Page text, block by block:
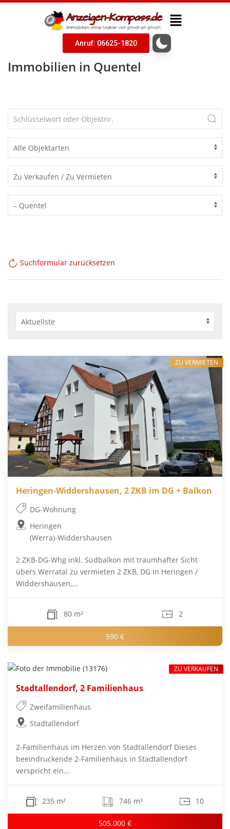
Anruf: 06625-1820
Immobilien in Quentel
Suchformular zurücksetzen
Heringen-Widdershausen, 2 ZKB im DG + Balkon
DG-Wohnung
Heringen
(Werra)-Widdershausen
2 ZKB-DG-Whg inkl. Südbalkon mit traumhafter Sicht
übers Werratal zu vermieten 2 ZKB, DG in Heringen /
Widdershausen,...
80 m² 2
590 €
ZU VERMIETEN
Stadtallendorf, 2 Familienhaus
Zweifamilienhaus
Stadtallendorf
2-Familienhaus im Herzen von Stadtallendorf Dieses
beeindruckende 2-Familienhaus in Stadtallendorf
verspricht ein...
235 m² 746 m² 10
505.000 €
ZU VERKAUFEN